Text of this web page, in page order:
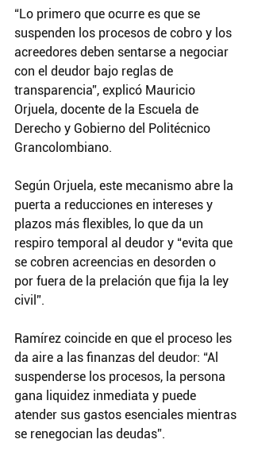
“Lo primero que ocurre es que se
suspenden los procesos de cobro y los
acreedores deben sentarse a negociar
con el deudor bajo reglas de
transparencia”, explicó Mauricio
Orjuela, docente de la Escuela de
Derecho y Gobierno del Politécnico
Grancolombiano.
Según Orjuela, este mecanismo abre la
puerta a reducciones en intereses y
plazos más flexibles, lo que da un
respiro temporal al deudor y “evita que
se cobren acreencias en desorden o
por fuera de la prelación que fija la ley
civil”.
Ramírez coincide en que el proceso les
da aire a las finanzas del deudor: “Al
suspenderse los procesos, la persona
gana liquidez inmediata y puede
atender sus gastos esenciales mientras
se renegocian las deudas”.